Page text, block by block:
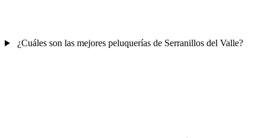
¿Cuáles son las mejores peluquerías de Serranillos del Valle?